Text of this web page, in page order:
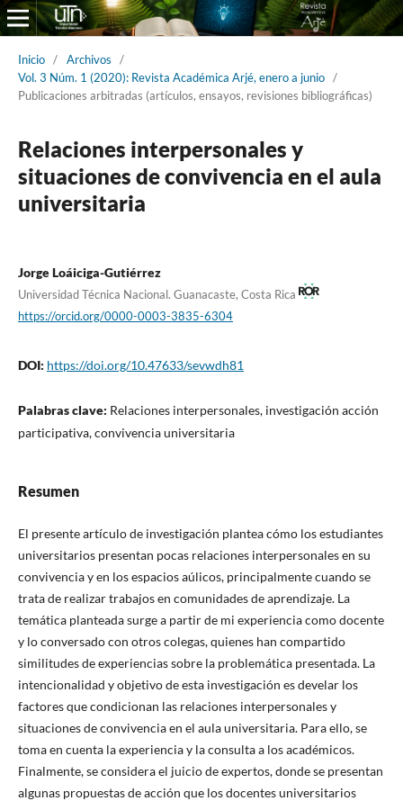
Inicio / Archivos
/
Vol. 3 Núm. 1 (2020): Revista Académica Arjé, enero a junio /
Publicaciones arbitradas (artículos, ensayos, revisiones bibliográficas)
Relaciones interpersonales y
situaciones de convivencia en el aula
universitaria
Jorge Loáiciga-Gutiérrez
Universidad Técnica Nacional. Guanacaste, Costa Rica
https://orcid.org/0000-0003-3835-6304
DOI: https://doi.org/10.47633/sevwdh81
Palabras clave: Relaciones interpersonales, investigación acción
participativa, convivencia universitaria
Resumen
El presente artículo de investigación plantea cómo los estudiantes
universitarios presentan pocas relaciones interpersonales en su
convivencia y en los espacios aúlicos, principalmente cuando se
trata de realizar trabajos en comunidades de aprendizaje. La
temática planteada surge a partir de mi experiencia como docente
y lo conversado con otros colegas, quienes han compartido
similitudes de experiencias sobre la problemática presentada. La
intencionalidad y objetivo de esta investigación es develar los
factores que condicionan las relaciones interpersonales y
situaciones de convivencia en el aula universitaria. Para ello, se
toma en cuenta la experiencia y la consulta a los académicos.
Finalmente, se considera el juicio de expertos, donde se presentan
algunas propuestas de acción que los docentes universitarios